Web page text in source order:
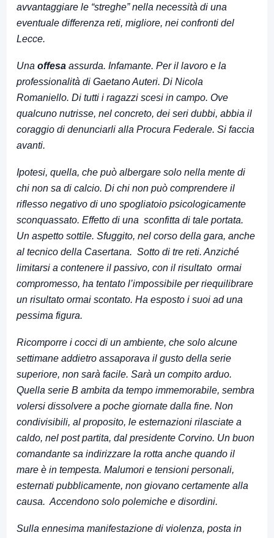
avvantaggiare le “streghe” nella necessità di una
eventuale differenza reti, migliore, nei confronti del
Lecce.
Una offesa assurda. Infamante. Per il lavoro e la
professionalità di Gaetano Auteri. Di Nicola
Romaniello. Di tutti i ragazzi scesi in campo. Ove
qualcuno nutrisse, nel concreto, dei seri dubbi, abbia il
coraggio di denunciarli alla Procura Federale. Si faccia
avanti.
Ipotesi, quella, che può albergare solo nella mente di
chi non sa di calcio. Di chi non può comprendere il
riflesso negativo di uno spogliatoio psicologicamente
sconquassato. Effetto di una sconfitta di tale portata.
Un aspetto sottile. Sfuggito, nel corso della gara, anche
al tecnico della Casertana. Sotto di tre reti. Anziché
limitarsi a contenere il passivo, con il risultato ormai
compromesso, ha tentato l’impossibile per riequilibrare
un risultato ormai scontato. Ha esposto i suoi ad una
pessima figura.
Ricomporre i cocci di un ambiente, che solo alcune
settimane addietro assaporava il gusto della serie
superiore, non sarà facile. Sarà un compito arduo.
Quella serie B ambita da tempo immemorabile, sembra
volersi dissolvere a poche giornate dalla fine. Non
condivisibili, al proposito, le esternazioni rilasciate a
caldo, nel post partita, dal presidente Corvino. Un buon
comandante sa indirizzare la rotta anche quando il
mare è in tempesta. Malumori e tensioni personali,
esternati pubblicamente, non giovano certamente alla
causa. Accendono solo polemiche e disordini.
Sulla ennesima manifestazione di violenza, posta in